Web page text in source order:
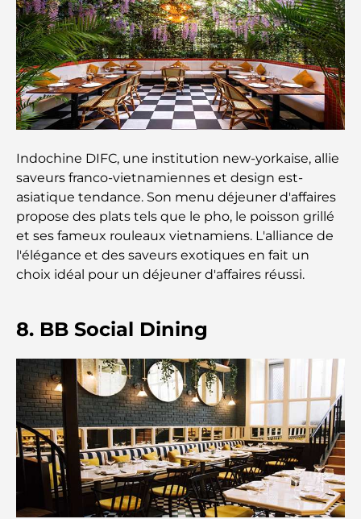
Les 10 pays les plus riches du monde
Activités à faire avec des enfants à Dubaï : un
guide complet pour les familles
Dubaï pour une escapade de luxe
Lieux romantiques à Dubaï pour des moments
inoubliables
Les meilleures options de séjour à Dubaï : Hôtels
et complexes hôteliers de premier plan
au DIFC
Les marques de vêtements les plus chères au
monde
Architecture ottomane : un riche héritage d'art,
de culture et d'empire
Comment choisir un conseiller financier à Dubaï ?
Indochine DIFC, une institution new-yorkaise, allie
saveurs franco-vietnamiennes et design est-
asiatique tendance. Son menu déjeuner d'affaires
propose des plats tels que le pho, le poisson grillé
et ses fameux rouleaux vietnamiens. L'alliance de
l'élégance et des saveurs exotiques en fait un
choix idéal pour un déjeuner d'affaires réussi.
8. BB Social Dining